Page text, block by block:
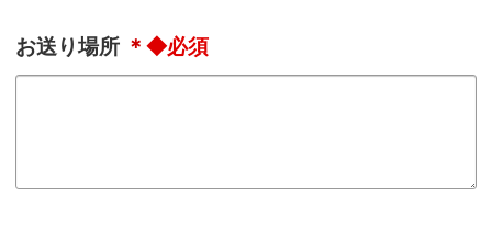
お送り場所 ＊